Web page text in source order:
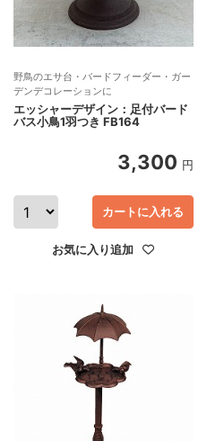
野鳥のエサ台・バードフィーダー・ガー
デンデコレーションに
エッシャーデザイン：足付バード
バス小鳥1羽つき FB164
3,300 円
カートに入れる
お気に入り追加